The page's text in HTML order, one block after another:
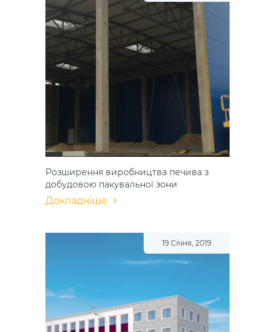
Розширення​ виробництва​ печива з
добудовою​ пакувальної зони​
Докладніше
19 Січня, 2019